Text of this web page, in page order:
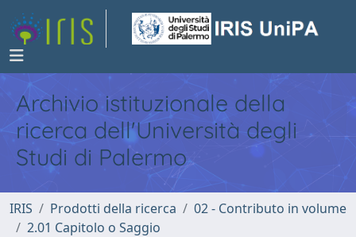
Archivio istituzionale della
ricerca dell'Università degli
Studi di Palermo
IRIS Prodotti della ricerca
02 - Contributo in volume
2.01 Capitolo o Saggio